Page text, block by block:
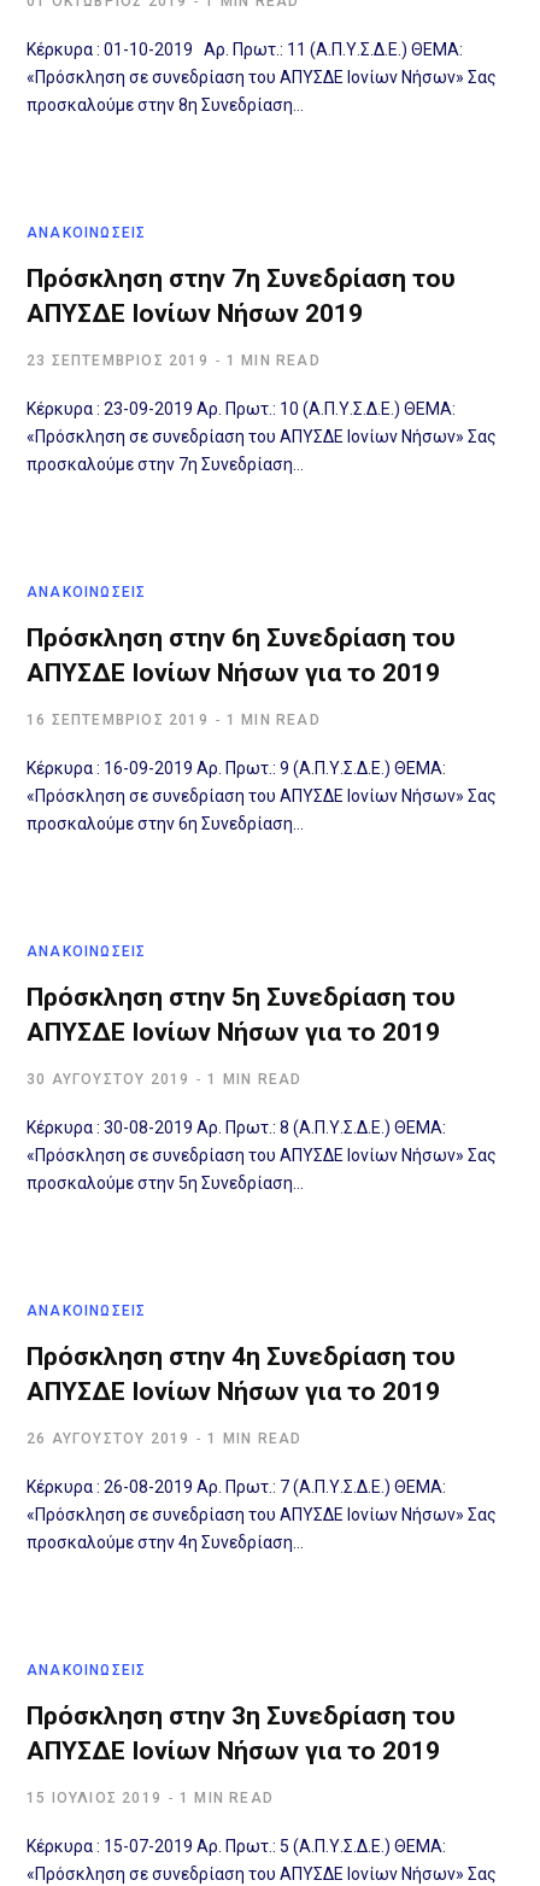
Κέρκυρα : 01-10-2019 Αρ. Πρωτ.: 11 (Α.Π.Υ.Σ.Δ.Ε.) ΘΕΜΑ:
«Πρόσκληση σε συνεδρίαση του ΑΠΥΣΔΕ Ιονίων Νήσων» Σας
προσκαλούμε στην 8η Συνεδρίαση…
ΑΝΑΚΟΙΝΩΣΕΙΣ
Πρόσκληση στην 7η Συνεδρίαση του
ΑΠΥΣΔΕ Ιονίων Νήσων 2019
23 ΣΕΠΤΈΜΒΡΙΟΣ 2019 1 MIN READ
Κέρκυρα : 23-09-2019 Αρ. Πρωτ.: 10 (Α.Π.Υ.Σ.Δ.Ε.) ΘΕΜΑ:
«Πρόσκληση σε συνεδρίαση του ΑΠΥΣΔΕ Ιονίων Νήσων» Σας
προσκαλούμε στην 7η Συνεδρίαση…
ΑΝΑΚΟΙΝΩΣΕΙΣ
Πρόσκληση στην 6η Συνεδρίαση του
ΑΠΥΣΔΕ Ιονίων Νήσων για το 2019
16 ΣΕΠΤΈΜΒΡΙΟΣ 2019 1 MIN READ
Κέρκυρα : 16-09-2019 Αρ. Πρωτ.: 9 (Α.Π.Υ.Σ.Δ.Ε.) ΘΕΜΑ:
«Πρόσκληση σε συνεδρίαση του ΑΠΥΣΔΕ Ιονίων Νήσων» Σας
προσκαλούμε στην 6η Συνεδρίαση…
ΑΝΑΚΟΙΝΩΣΕΙΣ
Πρόσκληση στην 5η Συνεδρίαση του
ΑΠΥΣΔΕ Ιονίων Νήσων για το 2019
30 ΑΥΓΟΎΣΤΟΥ 2019 1 MIN READ
Κέρκυρα : 30-08-2019 Αρ. Πρωτ.: 8 (Α.Π.Υ.Σ.Δ.Ε.) ΘΕΜΑ:
«Πρόσκληση σε συνεδρίαση του ΑΠΥΣΔΕ Ιονίων Νήσων» Σας
προσκαλούμε στην 5η Συνεδρίαση…
ΑΝΑΚΟΙΝΩΣΕΙΣ
Πρόσκληση στην 4η Συνεδρίαση του
ΑΠΥΣΔΕ Ιονίων Νήσων για το 2019
26 ΑΥΓΟΎΣΤΟΥ 2019 1 MIN READ
Κέρκυρα : 26-08-2019 Αρ. Πρωτ.: 7 (Α.Π.Υ.Σ.Δ.Ε.) ΘΕΜΑ:
«Πρόσκληση σε συνεδρίαση του ΑΠΥΣΔΕ Ιονίων Νήσων» Σας
προσκαλούμε στην 4η Συνεδρίαση…
ΑΝΑΚΟΙΝΩΣΕΙΣ
Πρόσκληση στην 3η Συνεδρίαση του
ΑΠΥΣΔΕ Ιονίων Νήσων για το 2019
15 ΙΟΎΛΙΟΣ 2019 1 MIN READ
Κέρκυρα : 15-07-2019 Αρ. Πρωτ.: 5 (Α.Π.Υ.Σ.Δ.Ε.) ΘΕΜΑ:
«Πρόσκληση σε συνεδρίαση του ΑΠΥΣΔΕ Ιονίων Νήσων» Σας